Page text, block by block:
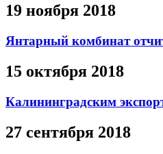
19 ноября 2018
Янтарный комбинат
15 октября 2018
Калининградским
27 сентября 2018